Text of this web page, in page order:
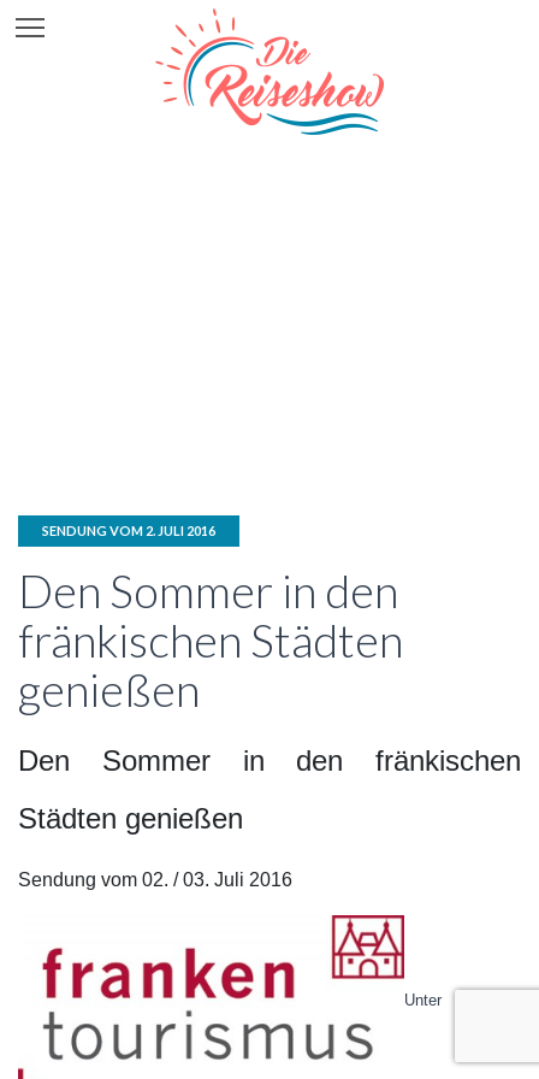
SENDUNG VOM 2. JULI 2016
Den Sommer in den
fränkischen Städten
genießen
Den Sommer in den fränkischen
Städten genießen
Sendung vom 02. / 03. Juli 2016
Unter der